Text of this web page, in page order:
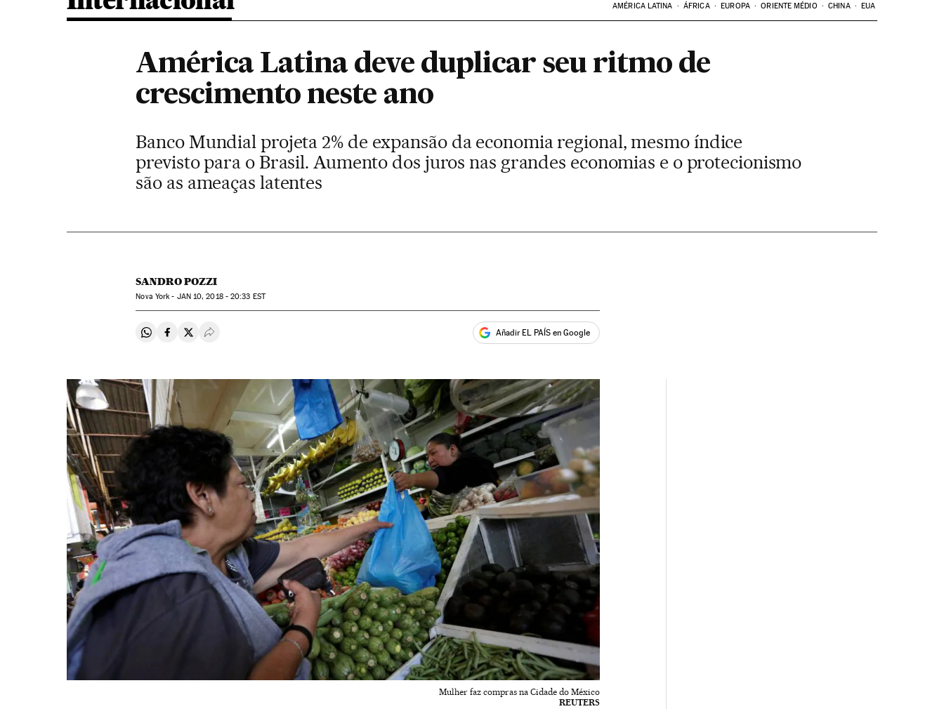
AMÉRICA LATINA ÁFRICA EUROPA ORIENTE MÉDIO CHINA EUA
América Latina deve duplicar seu ritmo de
crescimento neste ano
Banco Mundial projeta 2% de expansão da economia regional, mesmo índice
previsto para o Brasil. Aumento dos juros nas grandes economias e o protecionismo
são as ameaças latentes
SANDRO POZZI
Nova York - JAN10, 2018 - 20:33 EST
Compartir en Whatsapp
Compartir en Facebook
Compartir en Twitter
Desplegar Redes Sociales Añadir EL PAÍS en Google
Mulher faz compras na Cidade do México
REUTERS